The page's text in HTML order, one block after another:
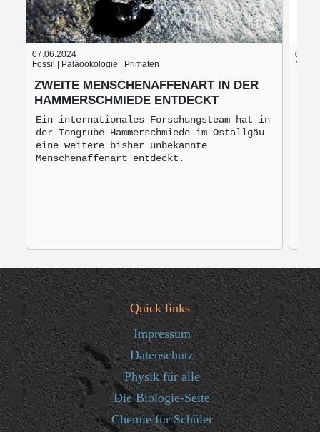
07.06.2024
Fossil | Paläoökologie | Primaten
ZWEITE MENSCHENAFFENART IN DER
HAMMERSCHMIEDE ENTDECKT
Ein internationales Forschungsteam hat in
der Tongrube Hammerschmiede im Ostallgäu
eine weitere bisher unbekannte
Menschenaffenart entdeckt.
Nach
Quick links
Impressum
Datenschutz
Physik für alle
Die Biologie-Seite
Chemie für Schüler